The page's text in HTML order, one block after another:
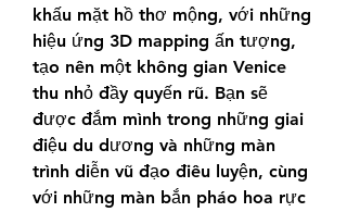
khấu mặt hồ thơ mộng, với những
hiệu ứng 3D mapping ấn tượng,
tạo nên một không gian Venice
thu nhỏ đầy quyến rũ. Bạn sẽ
được đắm mình trong những giai
điệu du dương và những màn
trình diễn vũ đạo điêu luyện, cùng
với những màn bắn pháo hoa rực